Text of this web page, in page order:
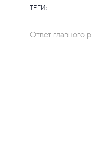
ТЕГИ:
Ответ главного